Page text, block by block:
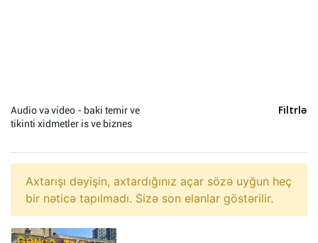
Audio və video - baki temir ve
tikinti xidmetler is ve biznes
Filtrlə
Axtarışı dəyişin, axtardığınız açar sözə uyğun heç
bir nəticə tapılmadı. Sizə son elanlar göstərilir.